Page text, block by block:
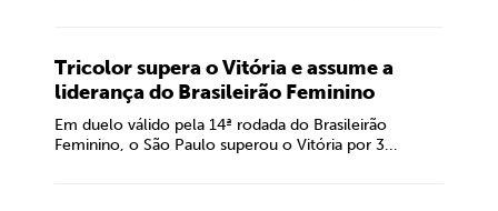
Tricolor supera o Vitória e assume a
liderança do Brasileirão Feminino
Em duelo válido pela 14ª rodada do Brasileirão
Feminino, o São Paulo superou o Vitória por 3...